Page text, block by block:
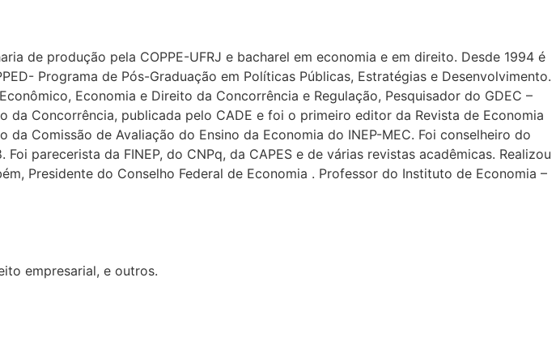
de produção pela COPPE-UFRJ e bacharel em economia e em direito. Desde 1994 é
Programa de Pós-Graduação em Políticas Públicas, Estratégias e Desenvolvimento.
Economia e Direito da Concorrência e Regulação, Pesquisador do GDEC –
Concorrência, publicada pelo CADE e foi o primeiro editor da Revista de Economia
Comissão de Avaliação do Ensino da Economia do INEP-MEC. Foi conselheiro do
parecerista da FINEP, do CNPq, da CAPES e de várias revistas acadêmicas. Realizou
Presidente do Conselho Federal de Economia . Professor do Instituto de Economia –
empresarial, e outros.